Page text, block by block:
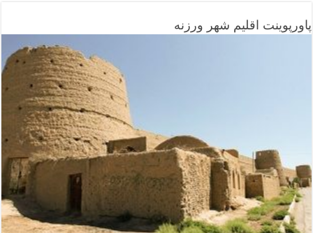
پاورپوینت اقلیم شهر ورزنه